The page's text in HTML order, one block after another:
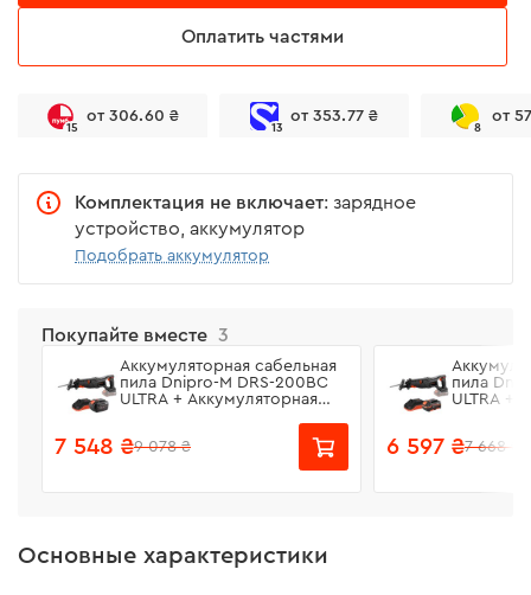
Оплатить частями
15
от 306.60 ₴
13
от 353.77 ₴
8
от
Комплектация не включает: зарядное
устройство, аккумулятор
Подобрать аккумулятор
Покупайте вместе 3
Аккумуляторная сабельная
пила Dnipro-M DRS-200BC
ULTRA + Аккумуляторная
7 548 ₴9 078 ₴
пила
ULTRA +
6 597 ₴7 668 ₴
Основные характеристики